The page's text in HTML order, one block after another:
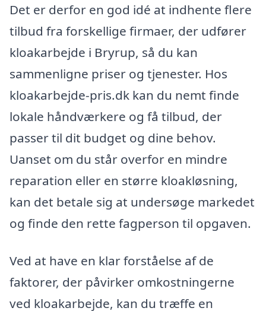
Det er derfor en god idé at indhente flere
tilbud fra forskellige firmaer, der udfører
kloakarbejde i Bryrup, så du kan
sammenligne priser og tjenester. Hos
kloakarbejde-pris.dk kan du nemt finde
lokale håndværkere og få tilbud, der
passer til dit budget og dine behov.
Uanset om du står overfor en mindre
reparation eller en større kloakløsning,
kan det betale sig at undersøge markedet
og finde den rette fagperson til opgaven.
Ved at have en klar forståelse af de
faktorer, der påvirker omkostningerne
ved kloakarbejde, kan du træffe en